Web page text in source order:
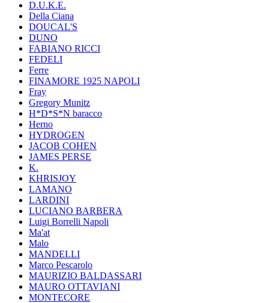
D.U.K.E.
Della Ciana
DOUCAL'S
DUNO
FABIANO RICCI
FEDELI
Ferre
FINAMORE 1925 NAPOLI
Fray
Gregory Munitz
H*D*S*N baracco
Herno
HYDROGEN
JACOB COHEN
JAMES PERSE
K.
KHRISJOY
LAMANO
LARDINI
LUCIANO BARBERA
Luigi Borrelli Napoli
Ma'at
Malo
MANDELLI
Marco Pescarolo
MAURIZIO BALDASSARI
MAURO OTTAVIANI
MONTECORE